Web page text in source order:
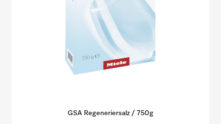
GSA Regeneriersalz / 750g